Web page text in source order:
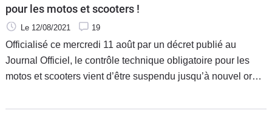
pour les motos et scooters !
Le 12/08/2021 19
Officialisé ce mercredi 11 août par un décret publié au
Journal Officiel, le contrôle technique obligatoire pour les
motos et scooters vient d’être suspendu jusqu’à nouvel ordre
rebondissement inattendu.